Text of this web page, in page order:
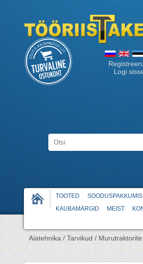
Logi
TOOTED
KAUBAMÄRGID
MEIST
Aiatehnika / Tarvikud /